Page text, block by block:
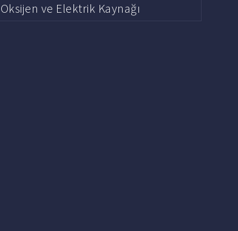
Oksijen ve Elektrik Kaynağı